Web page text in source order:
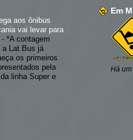
aos ônibus
vai levar para
- *A contagem
a Lat.Bus já
os primeiros
pela
linha Super e
Em
Há